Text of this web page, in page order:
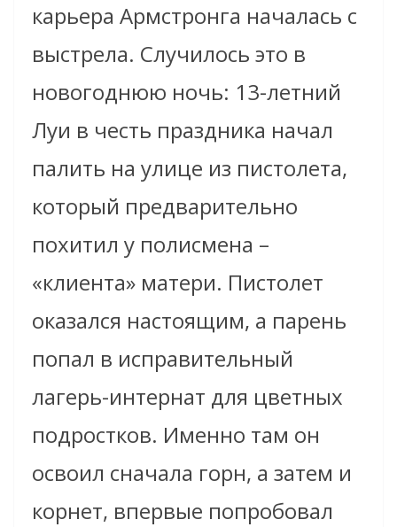
карьера Армстронга началась с
выстрела. Случилось это в
новогоднюю ночь: 13-летний
Луи в честь праздника начал
палить на улице из пистолета,
который предварительно
похитил у полисмена –
«клиента» матери. Пистолет
оказался настоящим, а парень
попал в исправительный
лагерь-интернат для цветных
подростков. Именно там он
освоил сначала горн, а затем и
корнет, впервые попробовал